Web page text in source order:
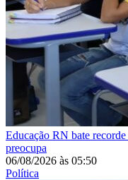
Educação RN bate
preocupa
06/08/2026 às 05:50
Política